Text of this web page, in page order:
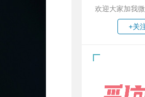
欢迎大家加我微
+关